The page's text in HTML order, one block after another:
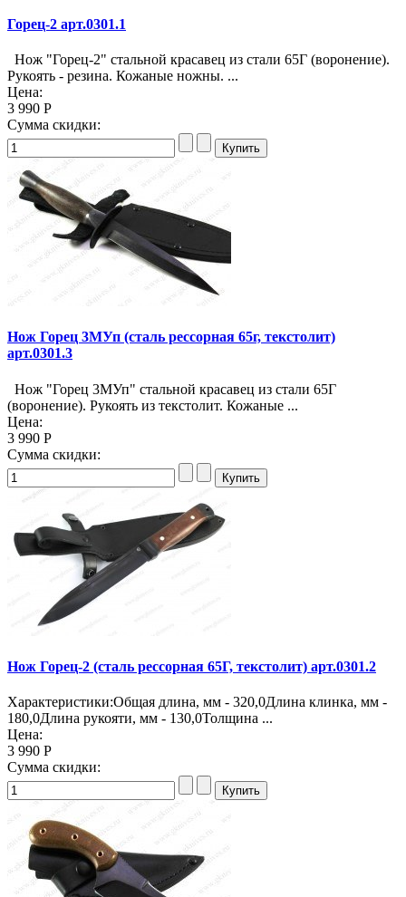
Горец-2 арт.0301.1
Нож "Горец-2" стальной красавец из стали 65Г (воронение).
Рукоять - резина. Кожаные ножны. ...
Цена:
3 990 Р
Сумма скидки:
Нож Горец 3МУп (сталь рессорная 65г, текстолит)
арт.0301.3
Нож "Горец 3МУп" стальной красавец из стали 65Г
(воронение). Рукоять из текстолит. Кожаные ...
Цена:
3 990 Р
Сумма скидки:
Нож Горец-2 (сталь рессорная 65Г, текстолит) арт.0301.2
Характеристики:Общая длина, мм - 320,0Длина клинка, мм -
180,0Длина рукояти, мм - 130,0Толщина ...
Цена:
3 990 Р
Сумма скидки: